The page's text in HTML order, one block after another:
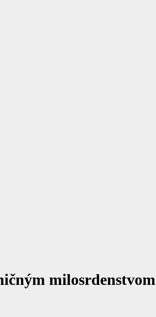
milosrdenstvom